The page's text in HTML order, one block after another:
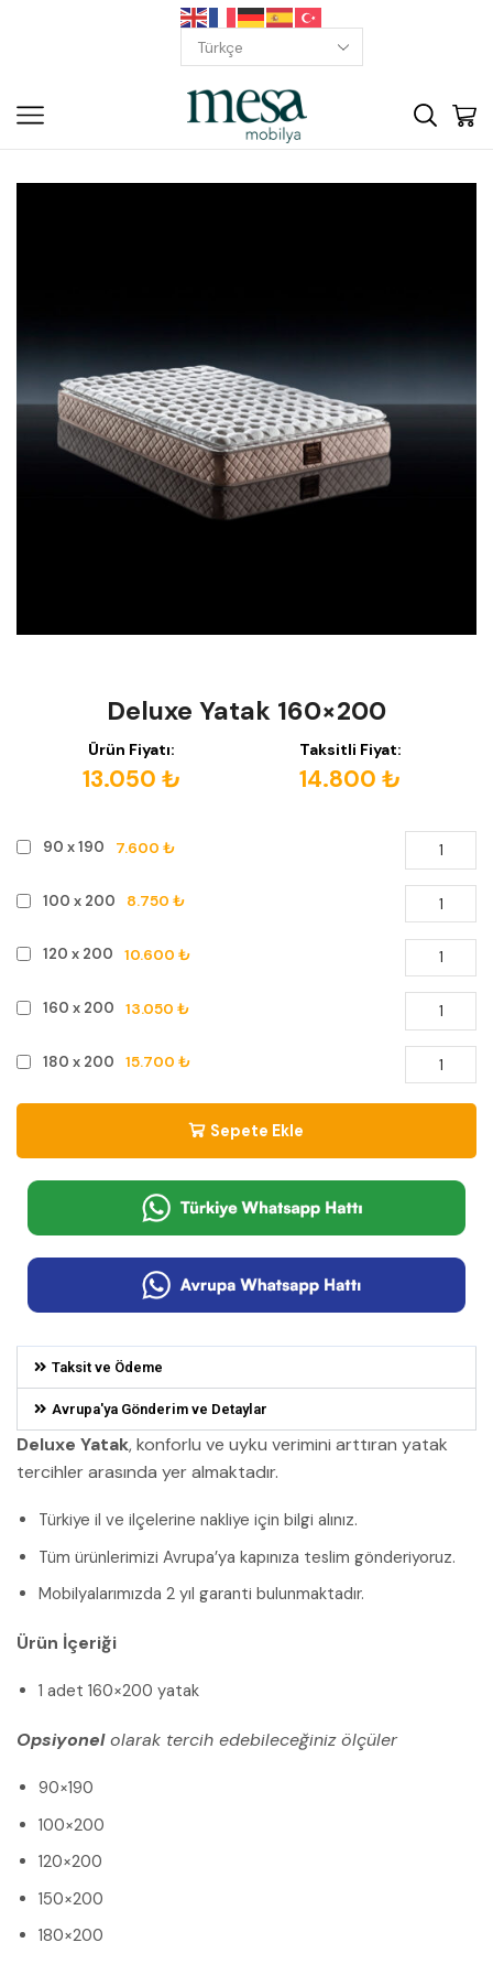
Deluxe Yatak 160×200
Ürün Fiyatı:
13.050 ₺
Taksitli Fiyat:
14.800 ₺
90 x 190 7.600 ₺
100 x 200 8.750 ₺
120 x 200 10.600 ₺
160 x 200 13.050 ₺
180 x 200 15.700 ₺
Sepete Ekle
Taksit ve Ödeme
Avrupa'ya Gönderim ve Detaylar
Deluxe Yatak, konforlu ve uyku verimini arttıran yatak
tercihler arasında yer almaktadır.
Türkiye il ve ilçelerine nakliye için bilgi alınız.
Tüm ürünlerimizi Avrupa’ya kapınıza teslim gönderiyoruz.
Mobilyalarımızda 2 yıl garanti bulunmaktadır.
Ürün İçeriği
1 adet 160×200 yatak
Opsiyonelolarak tercih edebileceğiniz ölçüler
90×190
100×200
120×200
150×200
180×200